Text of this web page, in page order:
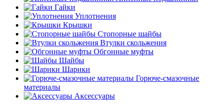
Гайки
Уплотнения
Крышки
Стопорные шайбы
Втулки скольжения
Обгонные муфты
Шайбы
Шарики
Горюче-смазочные
материалы
Аксессуары